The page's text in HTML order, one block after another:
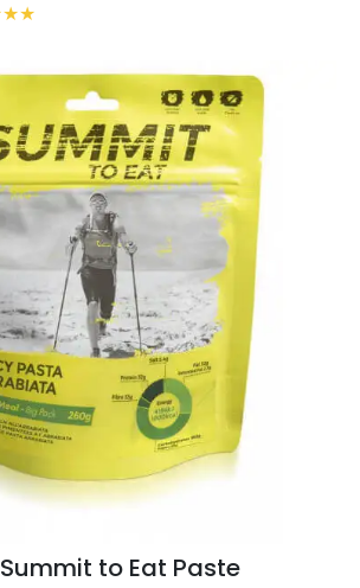
Summit to Eat Paste